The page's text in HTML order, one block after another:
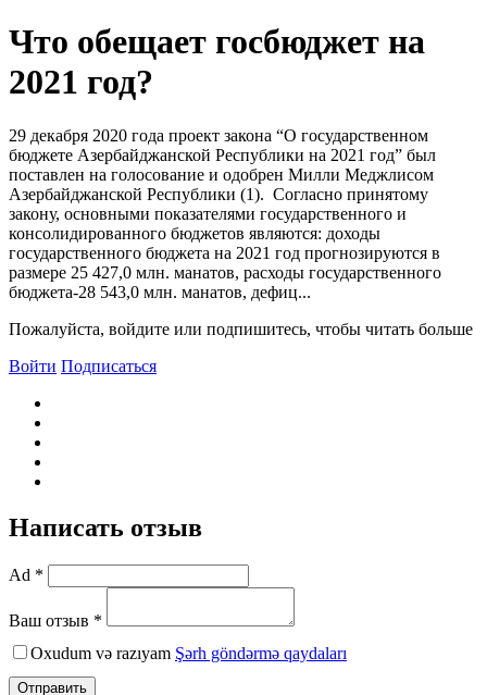
Что обещает госбюджет на
2021 год?
29 декабря 2020 года проект закона “О государственном
бюджете Азербайджанской Республики на 2021 год” был
поставлен на голосование и одобрен Милли Меджлисом
Азербайджанской Республики (1). Согласно принятому
закону, основными показателями государственного и
консолидированного бюджетов являются: доходы
государственного бюджета на 2021 год прогнозируются в
размере 25 427,0 млн. манатов, расходы государственного
бюджета-28 543,0 млн. манатов, дефиц...
Пожалуйста, войдите или подпишитесь, чтобы читать больше
Войти Подписаться
Написать отзыв
Ad *
Ваш отзыв *
Oxudum və razıyam Şərh göndərmə qaydaları
Отправить